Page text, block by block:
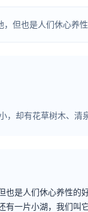
，但也是人们休心养
泓：水深。泛指地方虽
也是人们休心养性的
有一片小湖，我们叫